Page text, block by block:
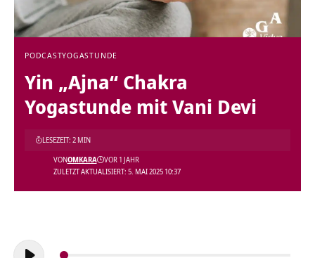
PODCASTYOGASTUNDE
Yin „Ajna“ Chakra
Yogastunde mit Vani Devi
ZULETZT AKTUALISIERT: 5. MAI 2025 10:37
VONOMKARA VOR 1 JAHR
LESEZEIT: 2 MIN
Audio-